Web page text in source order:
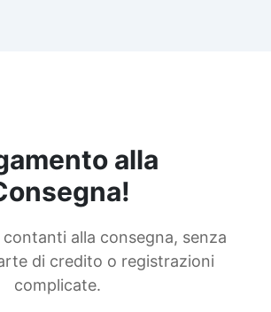
alla
contanti alla consegna, senza
di credito o registrazioni
complicate.